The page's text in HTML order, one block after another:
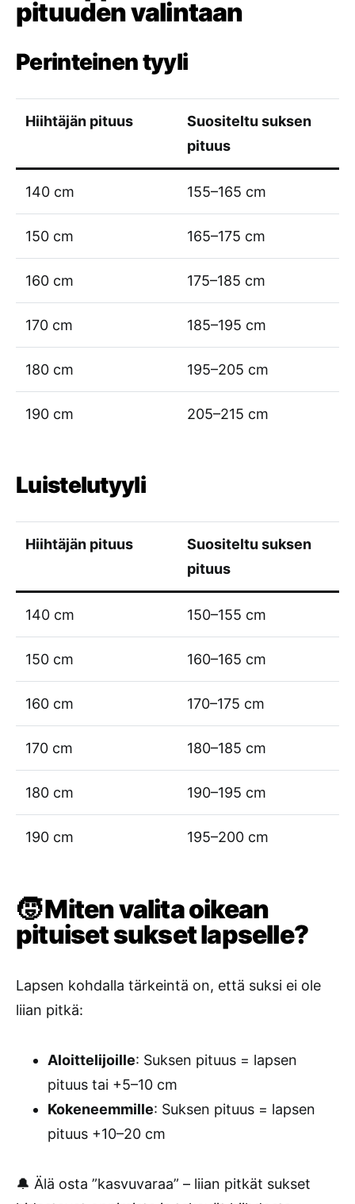
pituuden valintaan
Perinteinen tyyli
Hiihtäjän pituus
Suositeltu suksen
pituus
140 cm 155–165 cm
150 cm 165–175 cm
160 cm 175–185 cm
170 cm 185–195 cm
180 cm 195–205 cm
190 cm 205–215 cm
Luistelutyyli
Hiihtäjän pituus
Suositeltu suksen
pituus
140 cm 150–155 cm
150 cm 160–165 cm
160 cm 170–175 cm
170 cm 180–185 cm
180 cm 190–195 cm
190 cm 195–200 cm
🧒 Miten valita oikean
pituiset sukset lapselle?
Lapsen kohdalla tärkeintä on, että suksi ei ole
liian pitkä:
Aloittelijoille: Suksen pituus = lapsen
pituus tai +5–10 cm
Kokeneemmille: Suksen pituus = lapsen
pituus +10–20 cm
🔔 Älä osta ”kasvuvaraa” – liian pitkät sukset